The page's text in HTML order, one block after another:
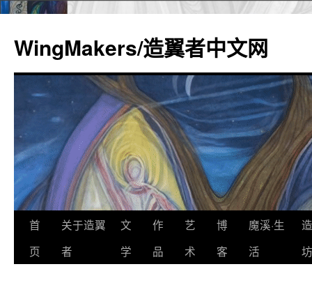
WingMakers/造翼者中文网
跳
至
首
页
关于造翼
者
文
学
作
品
艺
术
博
客
魔溪·生
活
坊